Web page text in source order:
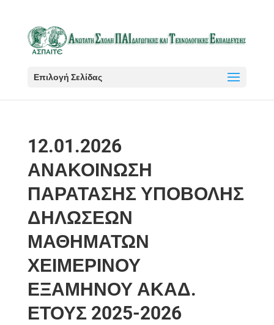
Επιλογή Σελίδας
12.01.2026
ΑΝΑΚΟΙΝΩΣΗ
ΠΑΡΑΤΑΣΗΣ ΥΠΟΒΟΛΗΣ
ΔΗΛΩΣΕΩΝ
ΜΑΘΗΜΑΤΩΝ
ΧΕΙΜΕΡΙΝΟΥ
ΕΞΑΜΗΝΟΥ ΑΚΑΔ.
ΕΤΟΥΣ 2025-2026